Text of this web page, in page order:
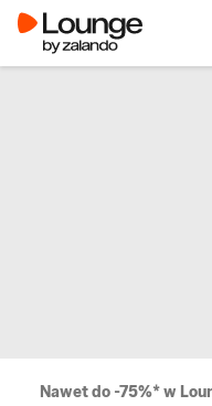
Nawet do -75%* w